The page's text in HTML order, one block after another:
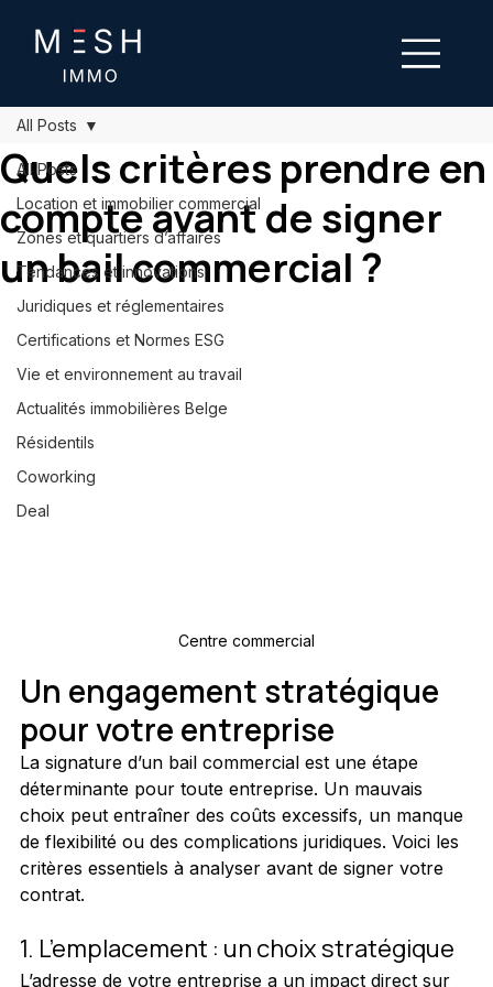
All Posts
Location et immobilier commercial
Zones et quartiers d’affaires
Tendances et innovations
Juridiques et réglementaires
Certifications et Normes ESG
Vie et environnement au travail
Actualités immobilières Belge
Résidentils
Coworking
Deal
All Posts
Quels critères prendre en
compte avant de signer
un bail commercial ?
Centre commercial
Un engagement stratégique
pour votre entreprise
La signature d’un bail commercial est une étape
déterminante pour toute entreprise. Un mauvais
choix peut entraîner des coûts excessifs, un manque
de flexibilité ou des complications juridiques. Voici les
critères essentiels à analyser avant de signer votre
contrat.
1. L’emplacement : un choix stratégique
L’adresse de votre entreprise a un impact direct sur